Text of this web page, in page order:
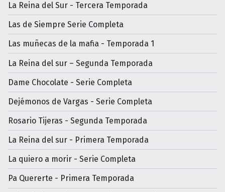
La Reina del Sur - Tercera Temporada
Las de Siempre Serie Completa
Las muñecas de la mafia - Temporada 1
La Reina del sur – Segunda Temporada
Dame Chocolate - Serie Completa
Dejémonos de Vargas - Serie Completa
Rosario Tijeras - Segunda Temporada
La Reina del sur - Primera Temporada
La quiero a morir - Serie Completa
Pa Quererte - Primera Temporada